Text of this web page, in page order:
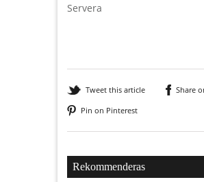
Servera
Tweet this article
Share
Pin on Pinterest
Rekommenderas